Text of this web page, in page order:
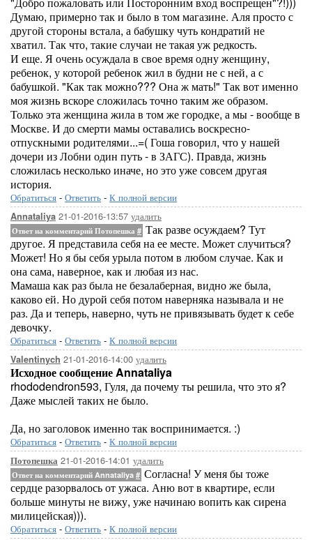
Думаю, примерно так и было в том магазине. Аля просто с
другой стороны встала, а бабушку чуть кондратий не
хватил. Так что, такие случаи не такая уж редкость.
И еще. Я очень осуждала в свое время одну женщину,
ребенок, у которой ребенок жил в будни не с ней, а с
бабушкой. "Как так можно??? Она ж мать!" Так вот именно
моя жизнь вскоре сложилась точно таким же образом.
Только эта женщина жила в том же городке, а мы - вообще в
Москве. И до смерти мамы оставались воскресно-
отпускными родителями...=( Гоша говорил, что у нашей
дочери из Лобни один путь - в ЗАГС). Правда, жизнь
сложилась несколько иначе, но это уже совсем другая
история.
Обратиться - Ответить - К полной версии
Annataliya 21-01-2016-13:57 удалить
Ответ на комментарий Потопешка # Так разве осуждаем? Тут
другое. Я представила себя на ее месте. Может случиться?
Может! Но я бы себя урыла потом в любом случае. Как и
она сама, наверное, как и любая из нас.
Мамаша как раз была не безалаберная, видно же была,
каково ей. Но дурой себя потом наверняка называла и не
раз. Да и теперь, наверно, чуть не привязывать будет к себе
девочку.
Обратиться - Ответить - К полной версии
Valentinych 21-01-2016-14:00 удалить
Исходное сообщение Annataliya
rhododendron593, Гуля, да почему ты решила, что это я?
Даже мыслей таких не было.
Да, но заголовок именно так воспринимается. :)
Обратиться - Ответить - К полной версии
Потопешка 21-01-2016-14:01 удалить
Ответ на комментарий Annataliya # Согласна! У меня бы тоже
сердце разорвалось от ужаса. Аню вот в квартире, если
больше минуты не вижу, уже начинаю вопить как сирена
милицейская))).
Обратиться - Ответить - К полной версии